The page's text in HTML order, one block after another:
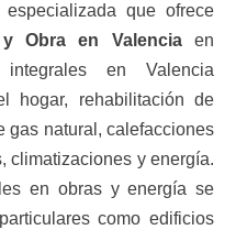
que ofrece
Obra en Valenciaen
en Valencia
hogar, rehabilitación de
gas natural, calefacciones
climatizaciones y energía.
en obras y energía se
como edificios